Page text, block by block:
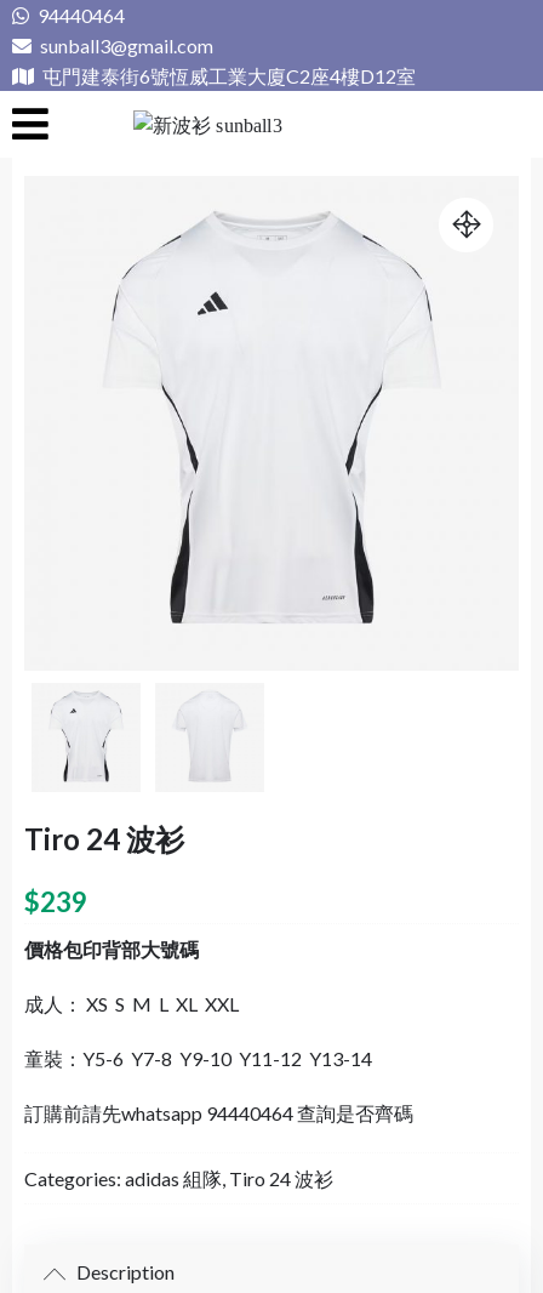
Skip
to
content
94440464
sunball3@gmail.com
屯門建泰街6號恆威工業大廈C2座4樓D12室
Tiro 24 波衫
$239
價格包印背部大號碼
成人： XS S M L XL XXL
童裝：Y5-6 Y7-8 Y9-10 Y11-12 Y13-14
訂購前請先whatsapp 94440464 查詢是否齊碼
Categories: adidas 組隊, Tiro 24 波衫
Description